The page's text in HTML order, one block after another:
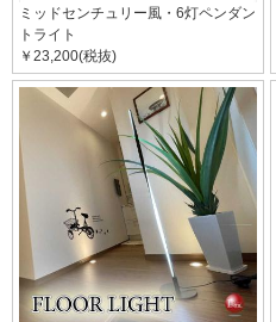
ミッドセンチュリー風・6灯ペンダン
トライト
￥23,200(税抜)